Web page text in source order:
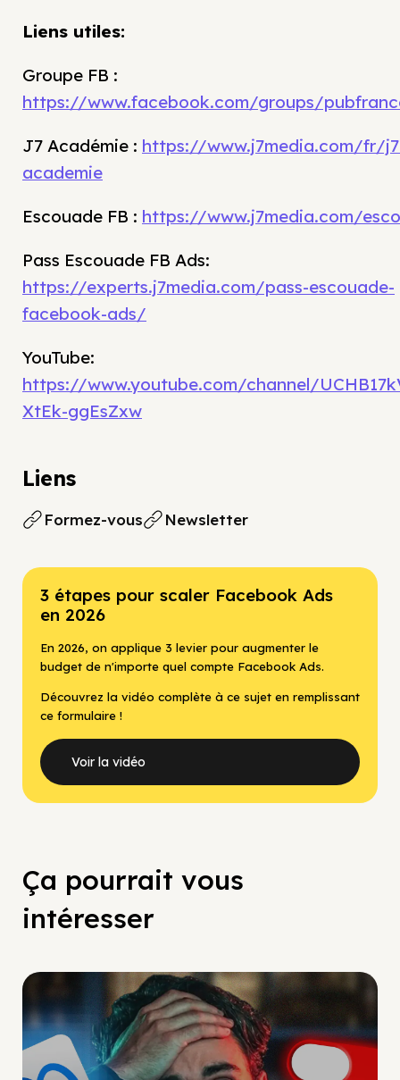
Liens utiles:
Groupe FB :
https://www.facebook.com/groups/
J7 Académie : https://www.j7media.com/fr/
academie
Escouade FB : https://www.j7media.com/
Pass Escouade FB Ads:
https://experts.j7media.com/pass-escouade-
facebook-ads/
YouTube:
https://www.youtube.com/channel/
XtEk-ggEsZxw
Liens
Formez-vous Newsletter
3 étapes pour scaler Facebook Ads
en 2026
En 2026, on applique 3 levier pour augmenter le
budget de n'importe quel compte Facebook Ads.
Découvrez la vidéo complète à ce sujet en remplissant
ce formulaire !
Voir la vidéo
Ça pourrait vous
intéresser
Social Scaling